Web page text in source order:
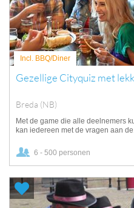
Incl. BBQ/Diner
Gezellige Cityquiz met
Breda (NB)
Met de game die alle deelnemers
kan iedereen met de vragen aan
6 - 500 personen